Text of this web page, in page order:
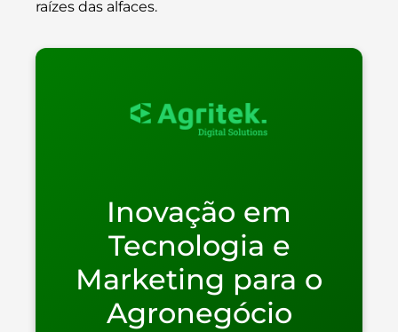
raízes das alfaces.
Inovação em
Tecnologia e
Marketing para o
Agronegócio